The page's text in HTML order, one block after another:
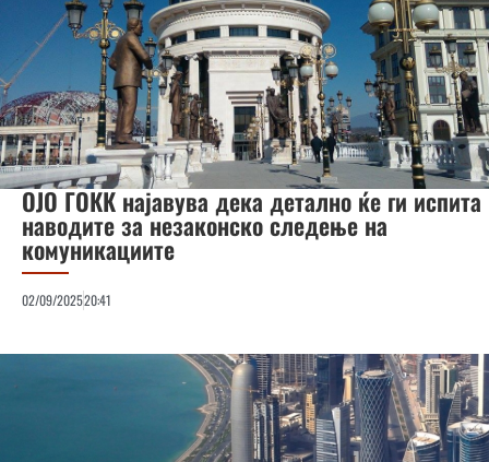
ОЈО ГОКК најавува дека детално ќе ги испита
наводите за незаконско следење на
комуникациите
02/09/202520:41